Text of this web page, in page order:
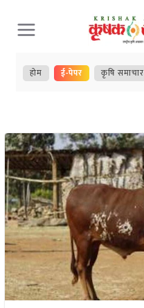
Skip
to
content
होम ई-पेपर कृषि समाचार